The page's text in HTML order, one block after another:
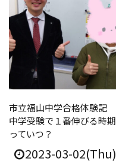
市立福山中学合格体験記
中学受験で１番伸びる時期
っていつ？
2023-03-02(Thu)